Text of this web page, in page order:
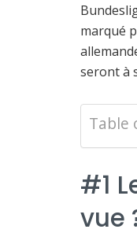
marqué
seront à
Table
#1
vue